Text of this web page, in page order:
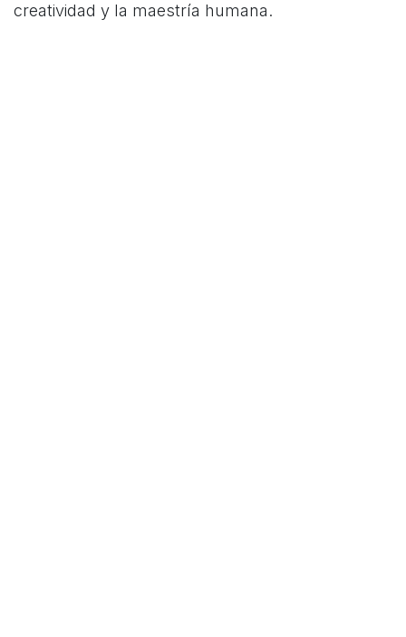
creatividad y la maestría humana.